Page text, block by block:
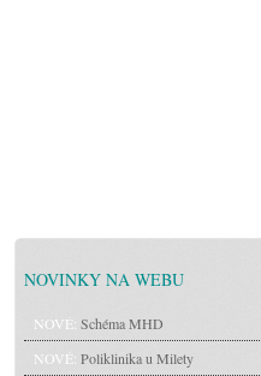
NOVINKY NA WEBU
NOVÉ: Schéma MHD
NOVÉ: Poliklinika u Milety